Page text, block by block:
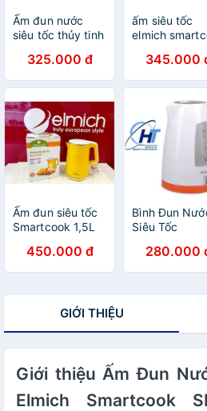
Ấm đun nước
siêu tốc thủy tinh
Smartcook ICS-
3859
325.000 đ
ấm siêu tốc
elmich
345.000
Ấm đun siêu tốc
Smartcook 1,5L
450.000 đ
Bình Đun
Siêu Tốc
KES6870
280.000
GIỚI THIỆU
Giới thiệu Ấm Đun
Elmich Smartcook